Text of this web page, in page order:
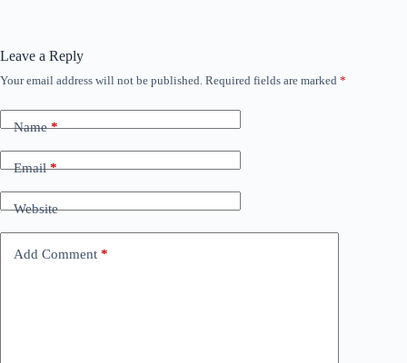
Leave a Reply
Your email address will not be published. Required fields are marked *
Name*
Email*
Website
Add Comment *